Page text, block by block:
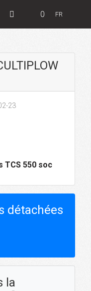
0 FR
23
TCS 550 soc
détachées
la